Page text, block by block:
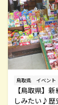
鳥取県 イベント
【鳥取県】
しみたい♪歴